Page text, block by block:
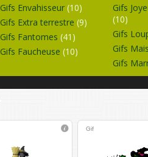
Gifs Envahisseur (10)
Gifs Extra terrestre (9)
Gifs Fantomes (41)
Gifs Faucheuse (10)
Gifs
(10)
Gifs
Gifs
Gifs
Gif